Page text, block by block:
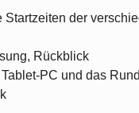
Startzeiten der
Rückblick
PC und das